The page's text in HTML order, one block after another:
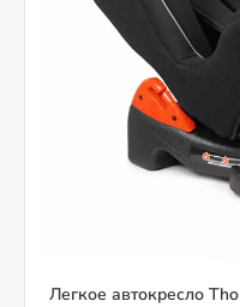
Легкое автокресло